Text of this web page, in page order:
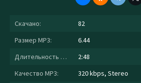
Скачано:
82
Размер MP3:
6.44
Длительность MP3:
2:48
Качество MP3:
320 kbps, Stereo